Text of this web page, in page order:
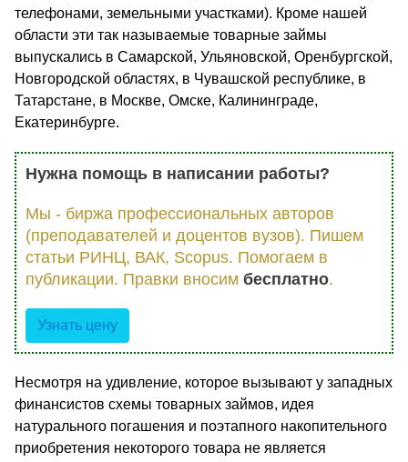
телефонами, земельными участками). Кроме нашей
области эти так называемые товарные займы
выпускались в Самарской, Ульяновской, Оренбургской,
Новгородской областях, в Чувашской республике, в
Татарстане, в Москве, Омске, Калининграде,
Екатеринбурге.
Нужна помощь в написании работы?
Мы - биржа профессиональных авторов
(преподавателей и доцентов вузов). Пишем
статьи РИНЦ, ВАК, Scopus. Помогаем в
публикации. Правки вносим бесплатно.
Узнать цену
Несмотря на удивление, которое вызывают у западных
финансистов схемы товарных займов, идея
натурального погашения и поэтапного накопительного
приобретения некоторого товара не является